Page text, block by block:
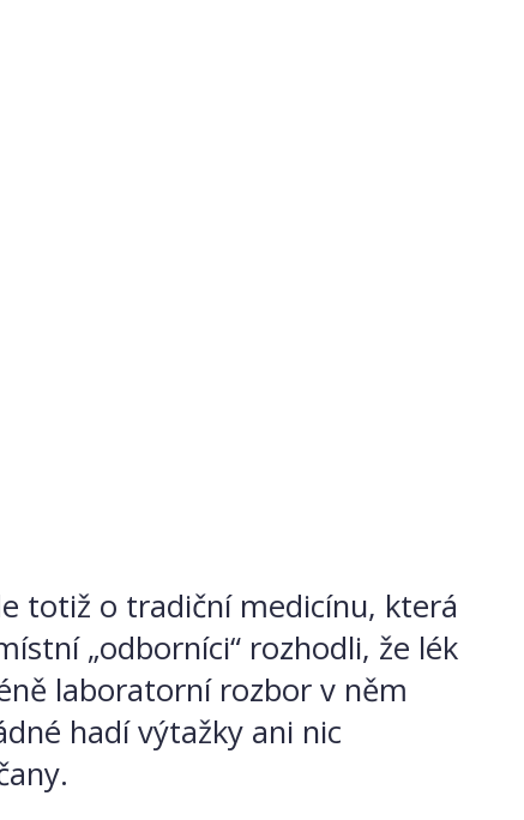
totiž o tradiční medicínu, která
„odborníci“ rozhodli, že lék
laboratorní rozbor v něm
hadí výtažky ani nic